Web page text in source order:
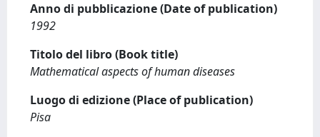
Anno di pubblicazione (Date of publication)
1992
Titolo del libro (Book title)
Mathematical aspects of human diseases
Luogo di edizione (Place of publication)
Pisa